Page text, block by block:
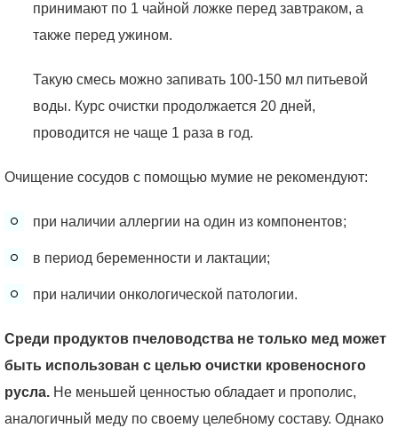
принимают по 1 чайной ложке перед завтраком, а
также перед ужином.
Такую смесь можно запивать 100-150 мл питьевой
воды. Курс очистки продолжается 20 дней,
проводится не чаще 1 раза в год.
Очищение сосудов с помощью мумие не рекомендуют:
при наличии аллергии на один из компонентов;
в период беременности и лактации;
при наличии онкологической патологии.
Среди продуктов пчеловодства не только мед может
быть использован с целью очистки кровеносного
русла. Не меньшей ценностью обладает и прополис,
аналогичный меду по своему целебному составу. Однако